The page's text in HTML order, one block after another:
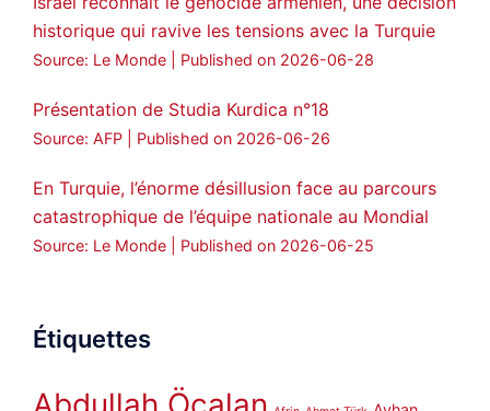
historique qui ravive les tensions avec la Turquie
Source: Le Monde Published on 2026-06-28
Présentation de Studia Kurdica n°18
Source: AFP Published on 2026-06-26
En Turquie, l’énorme désillusion face au parcours
catastrophique de l’équipe nationale au Mondial
Source: Le Monde Published on 2026-06-25
Étiquettes